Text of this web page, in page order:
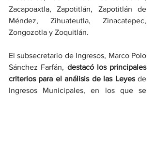
Zacapoaxtla, Zapotitlán, Zapotitlán de
Méndez, Zihuateutla, Zinacatepec,
Zongozotla y Zoquitlán.
El subsecretario de Ingresos, Marco Polo
Sánchez Farfán, destacó los principales
criterios para el análisis de las Leyes de
Ingresos Municipales, en los que se